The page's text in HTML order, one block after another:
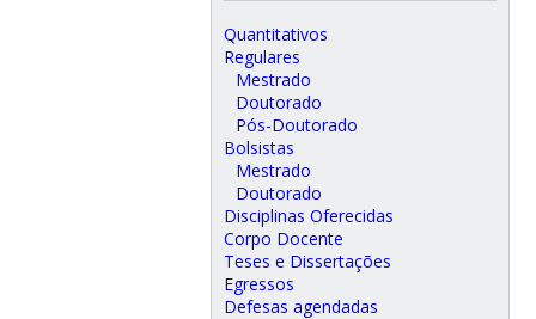
Quantitativos
Regulares
Mestrado
Doutorado
Pós-Doutorado
Bolsistas
Mestrado
Doutorado
Disciplinas Oferecidas
Corpo Docente
Teses e Dissertações
Egressos
Defesas agendadas